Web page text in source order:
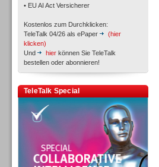
• EU AI Act Versicherer
Kostenlos zum Durchklicken:
TeleTalk 04/26 als ePaper
(hier
klicken)
Und
hier können Sie TeleTalk
bestellen oder abonnieren!
TeleTalk Special
Personal
Personal